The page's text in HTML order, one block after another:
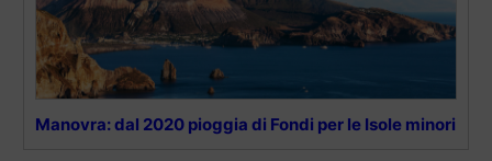
Manovra: dal 2020 pioggia di Fondi per le Isole minori